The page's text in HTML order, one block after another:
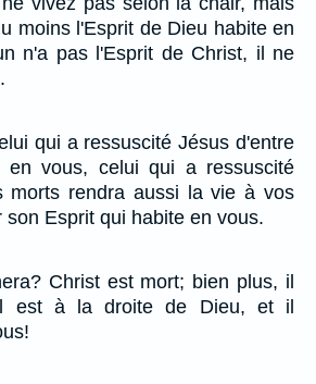
moins l'Esprit de Dieu habite en
n'a pas l'Esprit de Christ, il ne
qui a ressuscité Jésus d'entre
en vous, celui qui a ressuscité
morts rendra aussi la vie à vos
son Esprit qui habite en vous.
Christ est mort; bien plus, il
est à la droite de Dieu, et il